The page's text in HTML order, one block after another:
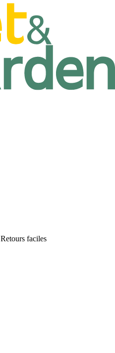
Retours faciles